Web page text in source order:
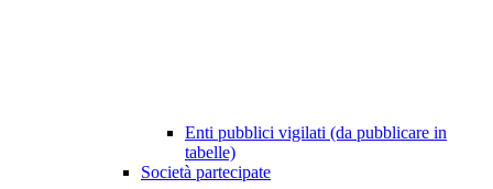
Enti pubblici vigilati (da pubblicare in
tabelle)
Società partecipate